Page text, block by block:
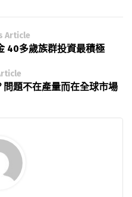
Article
40多歲族群投資最積極
題不在產量而在全球市場